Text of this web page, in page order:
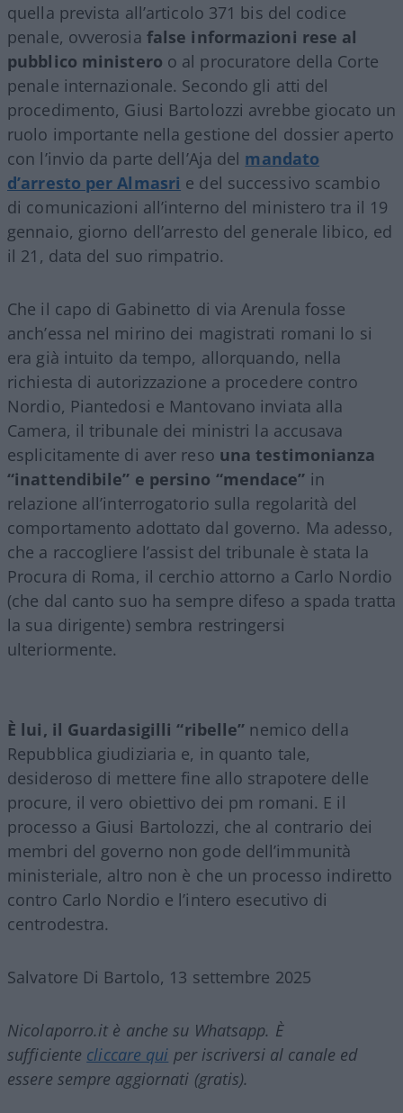
quella prevista all’articolo 371 bis del codice
penale, ovverosia false informazioni rese al
pubblico ministero o al procuratore della Corte
penale internazionale. Secondo gli atti del
procedimento, Giusi Bartolozzi avrebbe giocato un
ruolo importante nella gestione del dossier aperto
con l’invio da parte dell’Aja del mandato
d’arresto per Almasri e del successivo scambio
di comunicazioni all’interno del ministero tra il 19
gennaio, giorno dell’arresto del generale libico, ed
il 21, data del suo rimpatrio.
Che il capo di Gabinetto di via Arenula fosse
anch’essa nel mirino dei magistrati romani lo si
era già intuito da tempo, allorquando, nella
richiesta di autorizzazione a procedere contro
Nordio, Piantedosi e Mantovano inviata alla
Camera, il tribunale dei ministri la accusava
esplicitamente di aver reso una testimonianza
“inattendibile” e persino “mendace” in
relazione all’interrogatorio sulla regolarità del
comportamento adottato dal governo. Ma adesso,
che a raccogliere l’assist del tribunale è stata la
Procura di Roma, il cerchio attorno a Carlo Nordio
(che dal canto suo ha sempre difeso a spada tratta
la sua dirigente) sembra restringersi
ulteriormente.
È lui, il Guardasigilli “ribelle” nemico della
Repubblica giudiziaria e, in quanto tale,
desideroso di mettere fine allo strapotere delle
procure, il vero obiettivo dei pm romani. E il
processo a Giusi Bartolozzi, che al contrario dei
membri del governo non gode dell’immunità
ministeriale, altro non è che un processo indiretto
contro Carlo Nordio e l’intero esecutivo di
centrodestra.
Salvatore Di Bartolo, 13 settembre 2025
Nicolaporro.it è anche su Whatsapp. È
sufficiente cliccare qui per iscriversi al canale ed
essere sempre aggiornati (gratis).